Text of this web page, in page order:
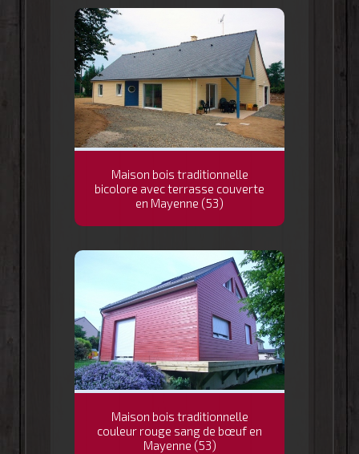
Maison bois traditionnelle
bicolore avec terrasse couverte
en Mayenne (53)
Maison bois traditionnelle
couleur rouge sang de bœuf en
Mayenne (53)